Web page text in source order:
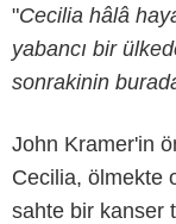
"Cecilia hâlâ
yabancı bir
sonrakinin
John Kramer'in
Cecilia, ölmekte
sahte bir kanser